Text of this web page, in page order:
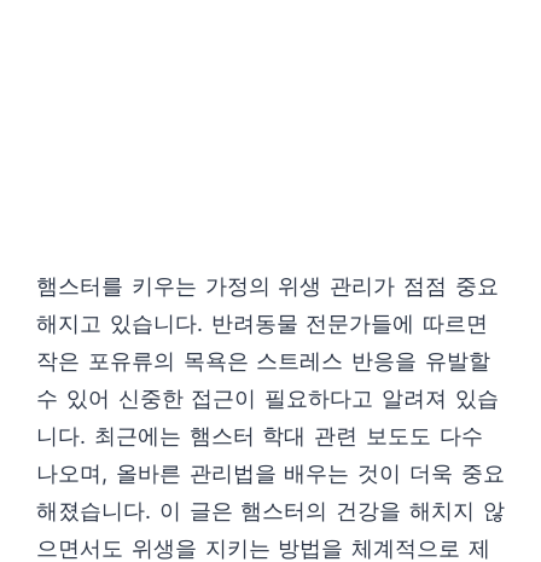
햄스터를 키우는 가정의 위생 관리가 점점 중요
해지고 있습니다. 반려동물 전문가들에 따르면
작은 포유류의 목욕은 스트레스 반응을 유발할
수 있어 신중한 접근이 필요하다고 알려져 있습
니다. 최근에는 햄스터 학대 관련 보도도 다수
나오며, 올바른 관리법을 배우는 것이 더욱 중요
해졌습니다. 이 글은 햄스터의 건강을 해치지 않
으면서도 위생을 지키는 방법을 체계적으로 제